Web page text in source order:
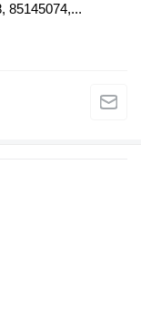
85145074,...